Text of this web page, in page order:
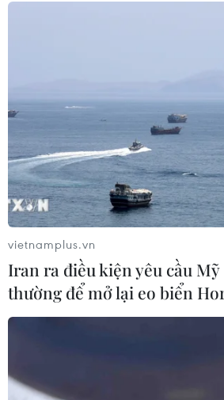
vietnamplus.vn
Iran ra điều kiện yêu cầu
thường để mở lại eo biển